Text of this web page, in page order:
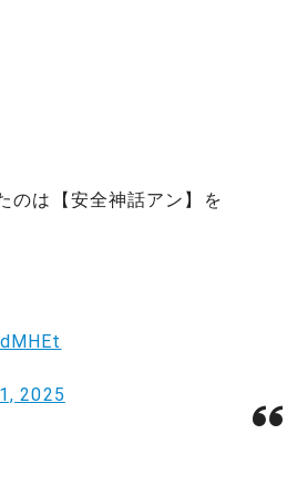
のは【安全神話アン】を
2025